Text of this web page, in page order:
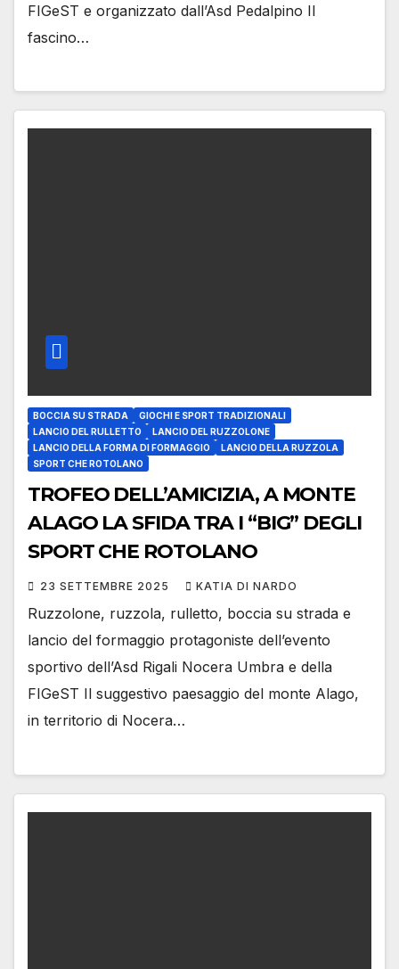
FIGeST e organizzato dall’Asd Pedalpino Il
fascino…
BOCCIA SU STRADA
GIOCHI E SPORT TRADIZIONALI
LANCIO DEL RULLETTO
LANCIO DEL RUZZOLONE
LANCIO DELLA FORMA DI FORMAGGIO
LANCIO DELLA RUZZOLA
SPORT CHE ROTOLANO
TROFEO DELL’AMICIZIA, A MONTE
ALAGO LA SFIDA TRA I “BIG” DEGLI
SPORT CHE ROTOLANO
23 SETTEMBRE 2025 KATIA DI NARDO
Ruzzolone, ruzzola, rulletto, boccia su strada e
lancio del formaggio protagoniste dell’evento
sportivo dell’Asd Rigali Nocera Umbra e della
FIGeST Il suggestivo paesaggio del monte Alago,
in territorio di Nocera…